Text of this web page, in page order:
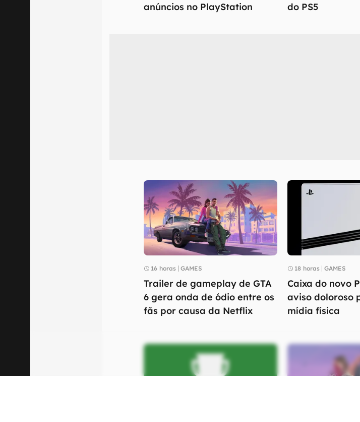
anúncios no PlayStation
do PS5
16 horas GAMES
Trailer de gameplay de GTA
6 gera onda de ódio entre os
fãs por causa da Netflix
18 horas GAMES
Caixa do novo
aviso doloroso
mídia física